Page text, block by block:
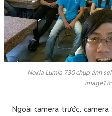
Nokia Lumia 730 chụp ảnh
Ngoài camera trước,